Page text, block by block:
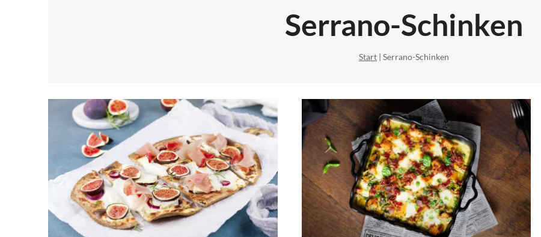
Serrano-Schinken
Start | Serrano-Schinken